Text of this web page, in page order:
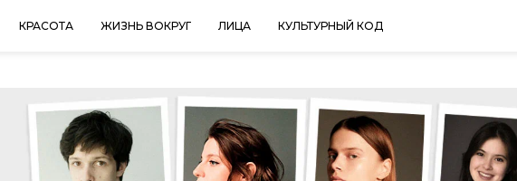
КРАСОТА ЖИЗНЬ ВОКРУГ ЛИЦА КУЛЬТУРНЫЙ КОД